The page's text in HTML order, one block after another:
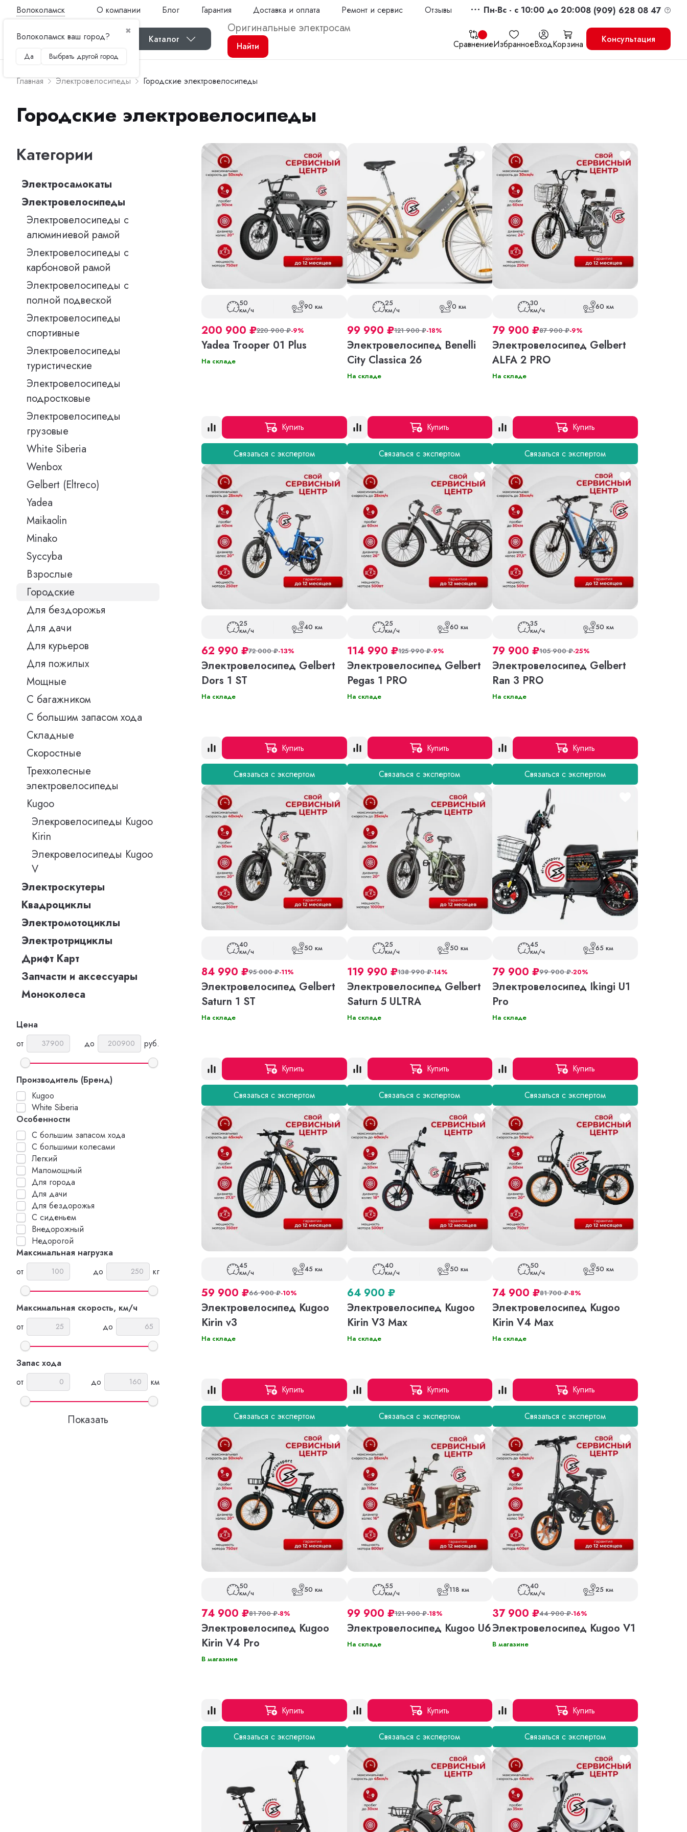
Волоколамск
✖
Волоколамск ваш город?
Да Выбрать другой город
О компании Блог Гарантия Доставка и оплата Ремонт и сервис Отзывы Пн-Вс - c 10:00 до 20:008 (909) 628 08 47
Каталог СравнениеИзбранноеВходКорзина
Найти
Консультация
Главная Электровелосипеды Городские электровелосипеды
Городские электровелосипеды
Категории
Электросамокаты
Электровелосипеды
Электровелосипеды с
алюминиевой рамой
Электровелосипеды с
карбоновой рамой
Электровелосипеды с
полной подвеской
Электровелосипеды
спортивные
Электровелосипеды
туристические
Электровелосипеды
подростковые
Электровелосипеды
грузовые
White Siberia
Wenbox
Gelbert (Eltreco)
Yadea
Maikaolin
Minako
Syccyba
Взрослые
Городские
Для бездорожья
Для дачи
Для курьеров
Для пожилых
Мощные
С багажником
С большим запасом хода
Складные
Скоростные
Трехколесные
электровелосипеды
Kugoo
Элекровелосипеды Kugoo
Kirin
Элекровелосипеды Kugoo
V
Электроскутеры
Квадроциклы
Электромотоциклы
Электротрициклы
Дрифт Карт
Запчасти и аксессуары
Моноколеса
Цена
от
до руб.
Производитель (Бренд)
Kugoo
White Siberia
Особенности
С большим запасом хода
С большими колесами
Легкий
Маломощный
Для города
Для дачи
Для бездорожья
С сиденьем
Внедорожный
Недорогой
Максимальная нагрузка
от
до кг
Максимальная скорость, км/ч
от
до
Запас хода
от
до км
50
км/ч 90 км
200 900 ₽220 900₽-9%
Yadea Trooper 01 Plus
На складе
Купить
Связаться с экспертом
25
км/ч 0 км
99 990 ₽121 900₽-18%
Электровелосипед Benelli
City Classica 26
На складе
Купить
Связаться с экспертом
30
км/ч 60 км
79 900₽87 900₽-9%
Электровелосипед Gelbert
ALFA 2 PRO
На складе
Купить
Связаться с экспертом
25
км/ч 40 км
62 990 ₽72 000₽-13%
Электровелосипед Gelbert
Dors 1 ST
На складе
Купить
Связаться с экспертом
25
км/ч 60 км
114 990 ₽125 990₽-9%
Электровелосипед Gelbert
Pegas 1 PRO
На складе
Купить
Связаться с экспертом
35
км/ч 50 км
79 900₽105 900₽-25%
Электровелосипед Gelbert
Ran 3 PRO
На складе
Купить
Связаться с экспертом
40
км/ч 50 км
84 990 ₽95 000₽-11%
Электровелосипед Gelbert
Saturn 1 ST
На складе
Купить
Связаться с экспертом
25
км/ч 50 км
119 990 ₽138 990₽-14%
Электровелосипед Gelbert
Saturn 5 ULTRA
На складе
Купить
Связаться с экспертом
45
км/ч 65 км
79 900₽99 900₽-20%
Электровелосипед Ikingi U1
Pro
На складе
Купить
Связаться с экспертом
45
км/ч 45 км
59 900 ₽66 900₽-10%
Электровелосипед Kugoo
Kirin v3
На складе
Купить
Связаться с экспертом
40
км/ч 50 км
64 900 ₽
Электровелосипед Kugoo
Kirin V3 Max
На складе
Купить
Связаться с экспертом
50
км/ч 50 км
74 900₽81 700₽-8%
Электровелосипед Kugoo
Kirin V4 Max
На складе
Купить
Связаться с экспертом
50
км/ч 50 км
74 900 ₽81 700₽-8%
Электровелосипед Kugoo
Kirin V4 Pro
В магазине
Купить
Связаться с экспертом
55
км/ч 118 км
99 900 ₽121 900₽-18%
Электровелосипед Kugoo U6
На складе
Купить
Связаться с экспертом
40
км/ч 25 км
37 900₽44 900₽-16%
Электровелосипед Kugoo V1
В магазине
Купить
Связаться с экспертом